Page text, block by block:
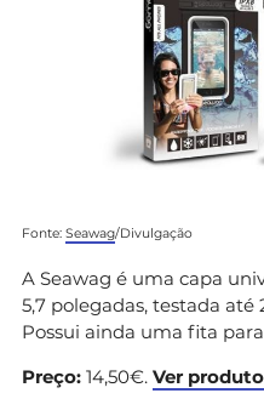
Fonte: Seawag/Divulgação
A Seawag é uma capa
5,7 polegadas, testada
Possui ainda uma fita
Preço: 14,50€. Ver produto